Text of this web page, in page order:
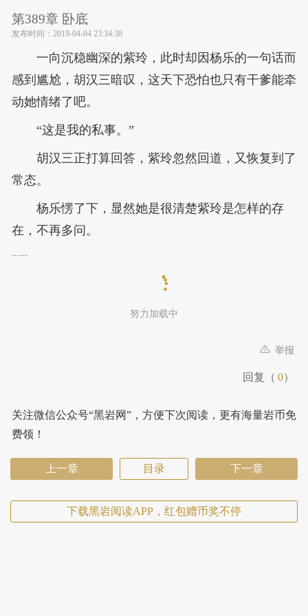
第389章 卧底
发布时间： 2019-04-04 23:34:38
一向沉稳幽深的紫玲，此时却因杨乐的一句话而
感到尴尬，胡汉三暗叹，这天下恐怕也只有干爹能牵
动她情绪了吧。
“这是我的私事。”
胡汉三正打算回答，紫玲忽然回道，又恢复到了
常态。
杨乐愣了下，显然她是很清楚紫玲是怎样的存
在，不再多问。
......
努力加载中
举报
回复（ 0）
关注微信公众号“黑岩网”，方便下次阅读，更有海量岩币免
费领！
上一章 目录 下一章
下载黑岩阅读APP，红包赠币奖不停